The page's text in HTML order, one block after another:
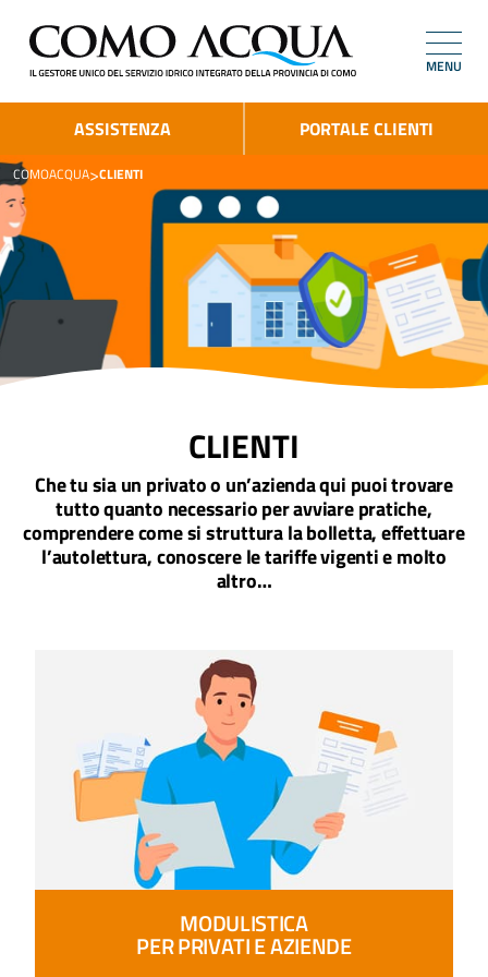
MENU
ASSISTENZA PORTALE CLIENTI
COMOACQUA>CLIENTI
CLIENTI
Che tu sia un privato o un’azienda qui puoi trovare
tutto quanto necessario per avviare pratiche,
comprendere come si struttura la bolletta, effettuare
l’autolettura, conoscere le tariffe vigenti e molto
altro…
MODULISTICA
PER PRIVATI E AZIENDE